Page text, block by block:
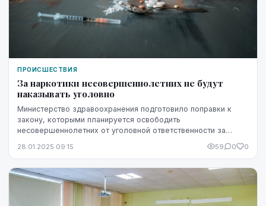
ПРОИСШЕСТВИЯ
За наркотики несовершеннолетних не будут
наказывать уголовно
Министерство здравоохранения подготовило поправки к
закону, которыми планируется освободить
несовершеннолетних от уголовной ответственности за
ЛЕ...
28.01.2025 09:15 59 0 0